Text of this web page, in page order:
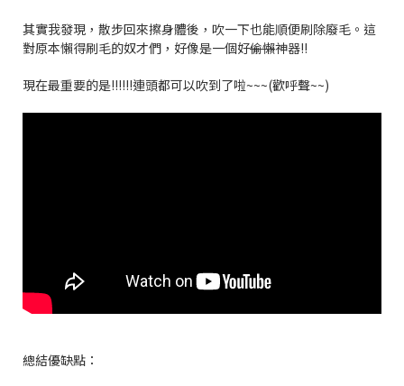
其實我發現，散步回來擦身體後，吹一下也能順便刷除廢毛。這
對原本懶得刷毛的奴才們，好像是一個好偷懶神器!!
現在最重要的是!!!!!!連頭都可以吹到了啦~~~(歡呼聲~~)
總結優缺點：